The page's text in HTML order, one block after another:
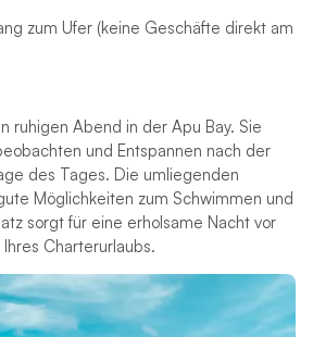
zum Ufer (keine Geschäfte direkt am
ruhigen Abend in der Apu Bay. Sie
und Entspannen nach der
des Tages. Die umliegenden
Möglichkeiten zum Schwimmen und
sorgt für eine erholsame Nacht vor
Charterurlaubs.